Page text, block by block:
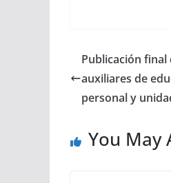
Publicación final
auxiliares de
personal y
You May